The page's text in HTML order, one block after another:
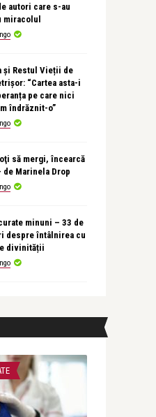
autori care s-au
și Restul Vieții de
“Cartea asta-i
pe care nici
îndrăznit-o”
să mergi, încearcă
de Marinela Drop
minuni – 33 de
despre întâlnirea cu
divinității